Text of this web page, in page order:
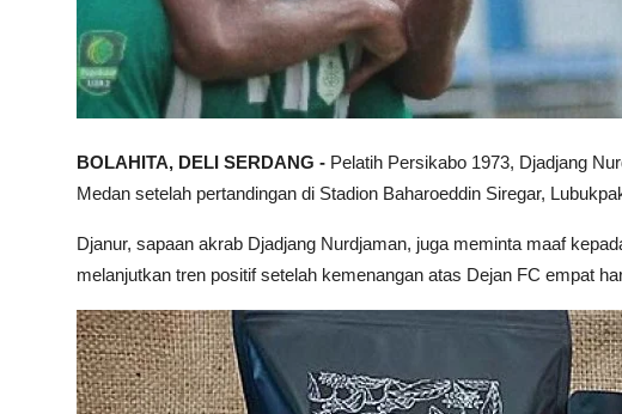
BOLAHITA, DELI SERDANG - Pelatih Persikabo 1973, Djadjang
Medan setelah pertandingan di Stadion Baharoeddin Siregar,
Djanur, sapaan akrab Djadjang Nurdjaman, juga meminta maaf
melanjutkan tren positif setelah kemenangan atas Dejan FC empat